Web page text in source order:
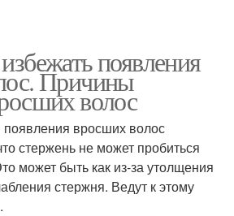
появления
Причины
волос
вросших волос
стержень не может пробиться
может быть как из-за утолщения
стержня. Ведут к этому